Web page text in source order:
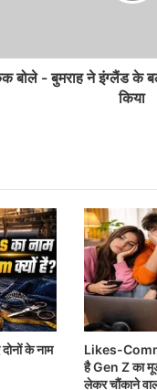
बोले - बुमराह ने इंग्लैंड के
किया
के नाम
Likes-
है Gen Z का
लेकर चौंकाने